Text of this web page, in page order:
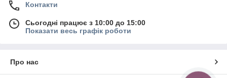
Контакти
Сьогодні працює з 10:00 до 15:00
Показати весь графік роботи
Про нас